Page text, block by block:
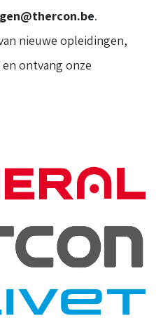
.
nieuwe opleidingen,
ontvang onze